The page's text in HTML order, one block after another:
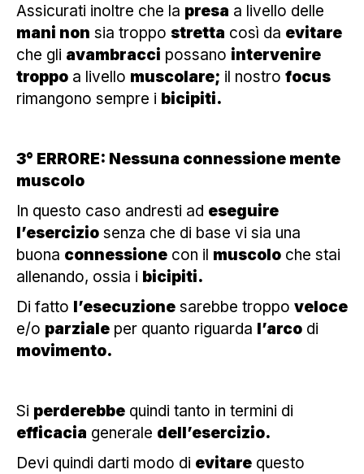
Assicurati inoltre che la presa a livello delle
mani non sia troppo stretta così da evitare
che gli avambracci possano intervenire
troppo a livello muscolare; il nostro focus
rimangono sempre i bicipiti.
3° ERRORE: Nessuna connessione mente
muscolo
In questo caso andresti ad eseguire
l’esercizio senza che di base vi sia una
buona connessione con il muscolo che stai
allenando, ossia i bicipiti.
Di fatto l’esecuzione sarebbe troppo veloce
e/o parziale per quanto riguarda l’arco di
movimento.
Si perderebbe quindi tanto in termini di
efficacia generale dell’esercizio.
Devi quindi darti modo di evitare questo